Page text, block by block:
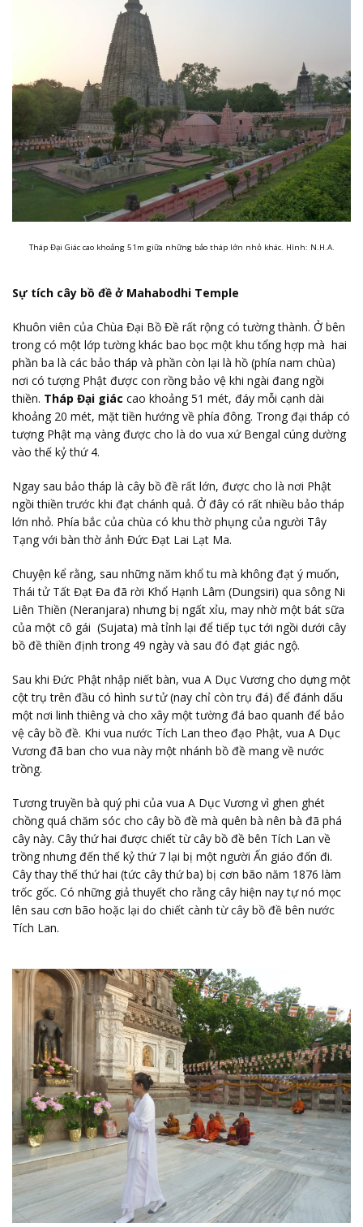
Tháp Đại Giác cao khoảng 51m giữa những bảo tháp lớn nhỏ khác. Hình: N.H.A.
Sự tích cây bồ đề ở Mahabodhi Temple
Khuôn viên của Chùa Đại Bồ Đề rất rộng có tường thành. Ở bên
trong có một lớp tường khác bao bọc một khu tổng hợp mà hai
phần ba là các bảo tháp và phần còn lại là hồ (phía nam chùa)
nơi có tượng Phật được con rồng bảo vệ khi ngài đang ngồi
thiền. Tháp Đại giác cao khoảng 51 mét, đáy mỗi cạnh dài
khoảng 20 mét, mặt tiền hướng về phía đông. Trong đại tháp có
tượng Phật mạ vàng được cho là do vua xứ Bengal cúng dường
vào thế kỷ thứ 4.
Ngay sau bảo tháp là cây bồ đề rất lớn, được cho là nơi Phật
ngồi thiền trước khi đạt chánh quả. Ở đây có rất nhiều bảo tháp
lớn nhỏ. Phía bắc của chùa có khu thờ phụng của người Tây
Tạng với bàn thờ ảnh Đức Đạt Lai Lạt Ma.
Chuyện kể rằng, sau những năm khổ tu mà không đạt ý muốn,
Thái tử Tất Đạt Đa đã rời Khổ Hạnh Lâm (Dungsiri) qua sông Ni
Liên Thiền (Neranjara) nhưng bị ngất xỉu, may nhờ một bát sữa
của một cô gái (Sujata) mà tỉnh lại để tiếp tục tới ngồi dưới cây
bồ đề thiền định trong 49 ngày và sau đó đạt giác ngộ.
Sau khi Đức Phật nhập niết bàn, vua A Dục Vương cho dựng một
cột trụ trên đầu có hình sư tử (nay chỉ còn trụ đá) để đánh dấu
một nơi linh thiêng và cho xây một tường đá bao quanh để bảo
vệ cây bồ đề. Khi vua nước Tích Lan theo đạo Phật, vua A Dục
Vương đã ban cho vua này một nhánh bồ đề mang về nước
trồng.
Tương truyền bà quý phi của vua A Dục Vương vì ghen ghét
chồng quá chăm sóc cho cây bồ đề mà quên bà nên bà đã phá
cây này. Cây thứ hai được chiết từ cây bồ đề bên Tích Lan về
trồng nhưng đến thế kỷ thứ 7 lại bị một người Ấn giáo đốn đi.
Cây thay thế thứ hai (tức cây thứ ba) bị cơn bão năm 1876 làm
trốc gốc. Có những giả thuyết cho rằng cây hiện nay tự nó mọc
lên sau cơn bão hoặc lại do chiết cành từ cây bồ đề bên nước
Tích Lan.